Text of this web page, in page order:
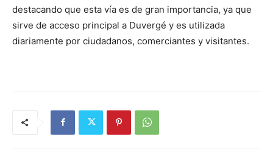
destacando que esta vía es de gran importancia, ya que
sirve de acceso principal a Duvergé y es utilizada
diariamente por ciudadanos, comerciantes y visitantes.